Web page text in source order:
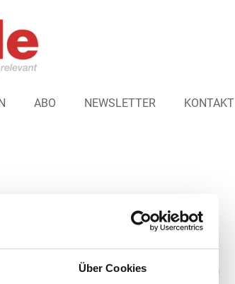
Über Cookies
ABO NEWSLETTER KONTAKT
MCS bietet auf der Uniti expo ein